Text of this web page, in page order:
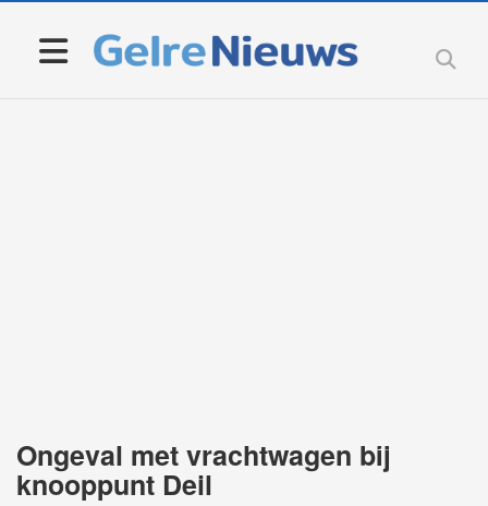
Ongeval met vrachtwagen bij
knooppunt Deil